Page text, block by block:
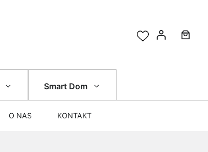
Smart Dom
O NAS KONTAKT